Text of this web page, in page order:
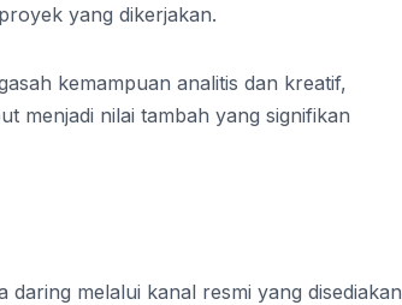
yang dikerjakan.
kemampuan analitis dan kreatif,
menjadi nilai tambah yang signifikan
melalui kanal resmi yang disediakan